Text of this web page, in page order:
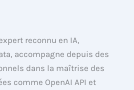
reconnu en IA,
accompagne depuis des
dans la maîtrise des
comme OpenAI API et